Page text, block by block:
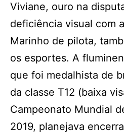
Viviane, ouro na
deficiência visual com
Marinho de pilota,
os esportes. A
que foi medalhista de
da classe T12 (baixa
Campeonato Mundial
2019, planejava